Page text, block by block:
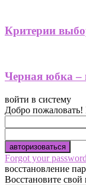
Критерии
Черная юбка –
войти в систему
Добро
Forgot your
восстановление
Восстановите свой